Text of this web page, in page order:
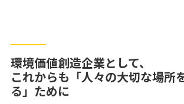
環境価値創造企業として、
これからも「人々の大切な場所
る」ために